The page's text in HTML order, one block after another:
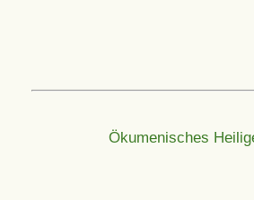
Ökumenisches